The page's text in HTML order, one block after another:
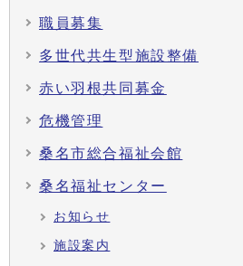
職員募集
多世代共生型施設整備
赤い羽根共同募金
危機管理
桑名市総合福祉会館
桑名福祉センター
お知らせ
施設案内